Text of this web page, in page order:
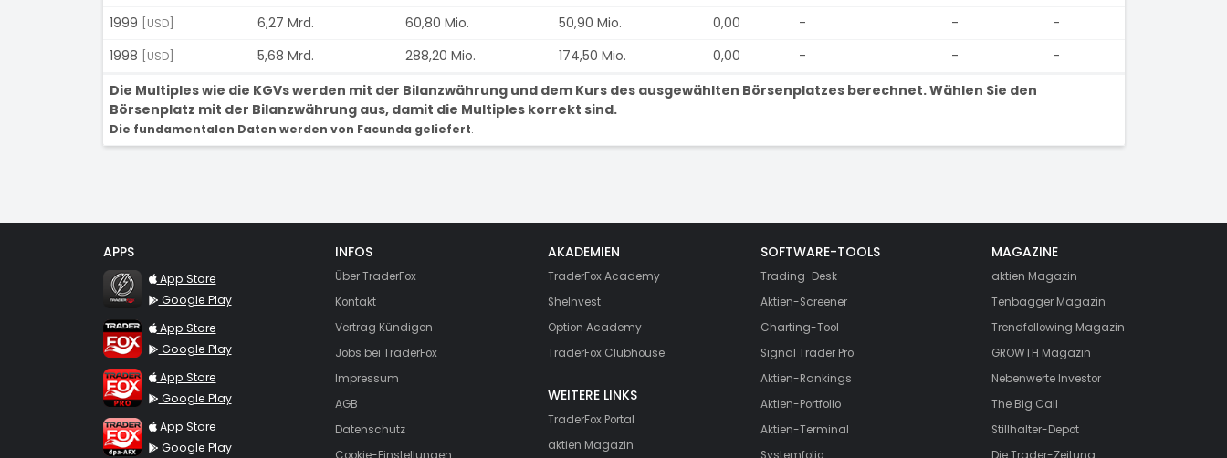
1999
[USD] 6,27 Mrd. 60,80 Mio. 50,90 Mio. 0,00 - -
-
1998
[USD] 5,68 Mrd. 288,20 Mio. 174,50 Mio. 0,00 - -
-
Die Multiples wie die KGVs werden mit der Bilanzwährung und dem Kurs des ausgewählten Börsenplatzes berechnet. Wählen Sie den
Börsenplatz mit der Bilanzwährung aus, damit die Multiples korrekt sind.
Die fundamentalen Daten werden von Facunda geliefert.
APPS
TraderFox Flash
App Store
Google Play
TraderFox App
App Store
Google Play
TraderFox Pro
App Store
Google Play
TraderFox dpa-AFX ProFeed
App Store
Google Play
INFOS
Über TraderFox
Kontakt
Vertrag Kündigen
Jobs bei TraderFox
Impressum
AGB
Datenschutz
Cookie-Einstellungen
AKADEMIEN
TraderFox Academy
SheInvest
Option Academy
TraderFox Clubhouse
WEITERE LINKS
TraderFox Portal
aktien Magazin
SOFTWARE-TOOLS
Trading-Desk
Aktien-Screener
Charting-Tool
Signal Trader Pro
Aktien-Rankings
Aktien-Portfolio
Aktien-Terminal
Systemfolio
MAGAZINE
aktien Magazin
Tenbagger Magazin
Trendfollowing Magazin
GROWTH Magazin
Nebenwerte Investor
The Big Call
Stillhalter-Depot
Die Trader-Zeitung